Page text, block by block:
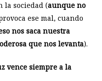
la sociedad (aunque no
ese mal, cuando
nos saca nuestra
que nos levanta).
vence siempre a la